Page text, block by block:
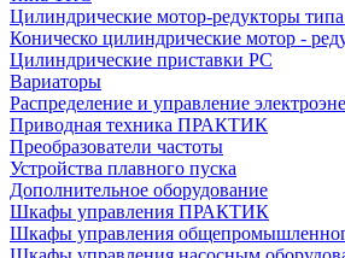
Цилиндрические мотор-редукторы
Коническо цилиндрические мотор -
Цилиндрические приставки PC
Вариаторы
Распределение и управление
Приводная техника ПРАКТИК
Преобразователи частоты
Устройства плавного пуска
Дополнительное оборудование
Шкафы управления ПРАКТИК
Шкафы управления